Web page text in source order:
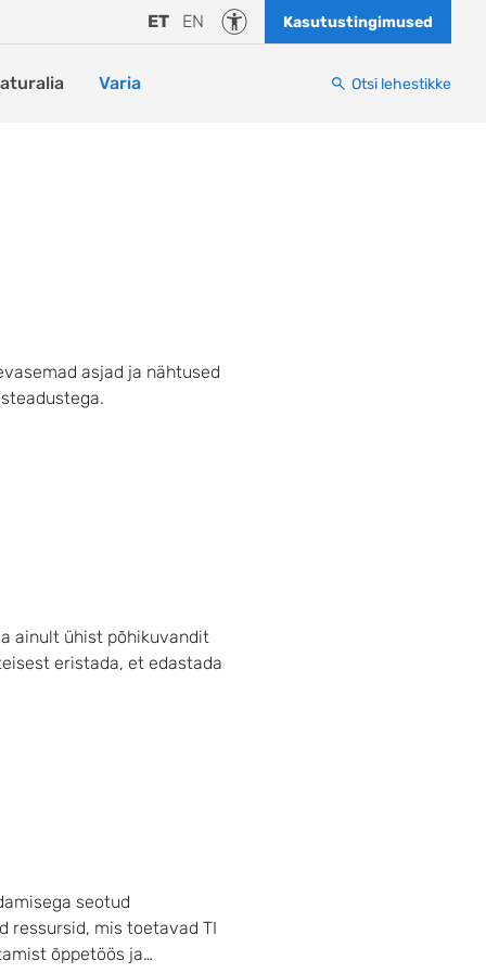
ET EN Juurdepääsetavus
Kasutustingimused
Varia Otsi lehestikke
asjad ja nähtused
ainult ühist põhikuvandit
eristada, et edastada
seotud
ressursid, mis toetavad TI
õppetöös ja